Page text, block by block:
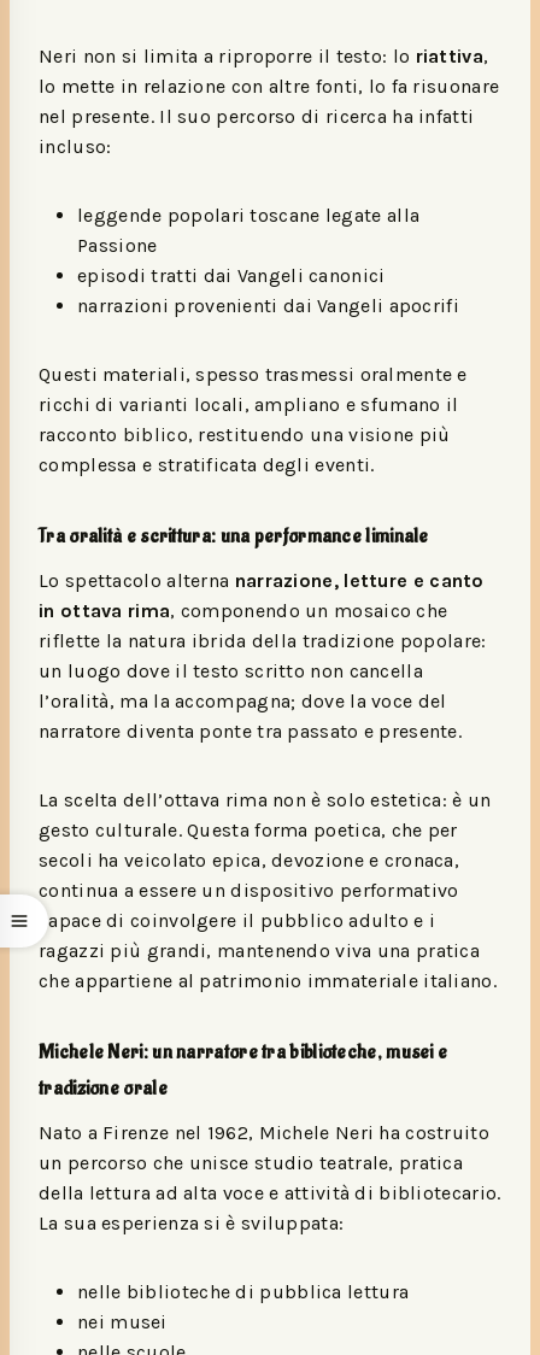
Neri non si limita a riproporre il testo: lo riattiva,
lo mette in relazione con altre fonti, lo fa risuonare
nel presente. Il suo percorso di ricerca ha infatti
incluso:
leggende popolari toscane legate alla
Passione
episodi tratti dai Vangeli canonici
narrazioni provenienti dai Vangeli apocrifi
Questi materiali, spesso trasmessi oralmente e
ricchi di varianti locali, ampliano e sfumano il
racconto biblico, restituendo una visione più
complessa e stratificata degli eventi.
Tra oralità e scrittura: una performance liminale
Lo spettacolo alterna narrazione, letture e canto
in ottava rima, componendo un mosaico che
riflette la natura ibrida della tradizione popolare:
un luogo dove il testo scritto non cancella
l’oralità, ma la accompagna; dove la voce del
narratore diventa ponte tra passato e presente.
La scelta dell’ottava rima non è solo estetica: è un
gesto culturale. Questa forma poetica, che per
secoli ha veicolato epica, devozione e cronaca,
continua a essere un dispositivo performativo
capace di coinvolgere il pubblico adulto e i
ragazzi più grandi, mantenendo viva una pratica
che appartiene al patrimonio immateriale italiano.
Michele Neri: un narratore tra biblioteche, musei e
tradizione orale
Nato a Firenze nel 1962, Michele Neri ha costruito
un percorso che unisce studio teatrale, pratica
della lettura ad alta voce e attività di bibliotecario.
La sua esperienza si è sviluppata:
nelle biblioteche di pubblica lettura
nei musei